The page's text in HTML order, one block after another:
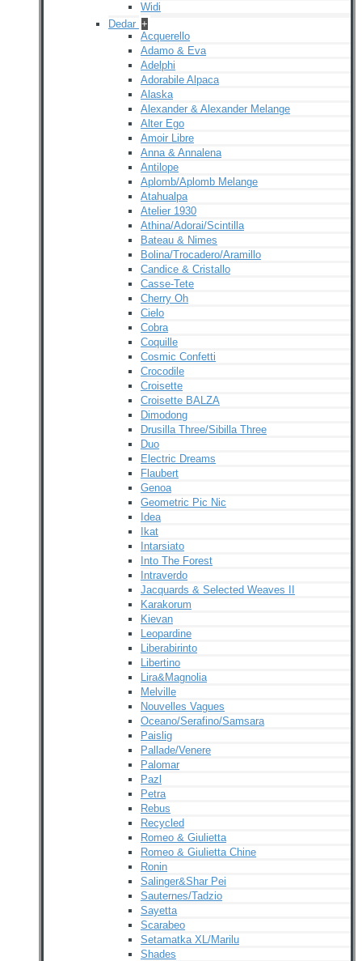
Widi
Dedar +
Acquerello
Adamo & Eva
Adelphi
Adorabile Alpaca
Alaska
Alexander & Alexander Melange
Alter Ego
Amoir Libre
Anna & Annalena
Antilope
Aplomb/Aplomb Melange
Atahualpa
Atelier 1930
Athina/Adorai/Scintilla
Bateau & Nimes
Bolina/Trocadero/Aramillo
Candice & Cristallo
Casse-Tete
Cherry Oh
Cielo
Cobra
Coquille
Cosmic Confetti
Crocodile
Croisette
Croisette BALZA
Dimodong
Drusilla Three/Sibilla Three
Duo
Electric Dreams
Flaubert
Genoa
Geometric Pic Nic
Idea
Ikat
Intarsiato
Into The Forest
Intraverdo
Jacquards & Selected Weaves II
Karakorum
Kievan
Leopardine
Liberabirinto
Libertino
Lira&Magnolia
Melville
Nouvelles Vagues
Oceano/Serafino/Samsara
Paislig
Pallade/Venere
Palomar
Pazl
Petra
Rebus
Recycled
Romeo & Giulietta
Romeo & Giulietta Chine
Ronin
Salinger&Shar Pei
Sauternes/Tadzio
Sayetta
Scarabeo
Setamatka XL/Marilu
Shades